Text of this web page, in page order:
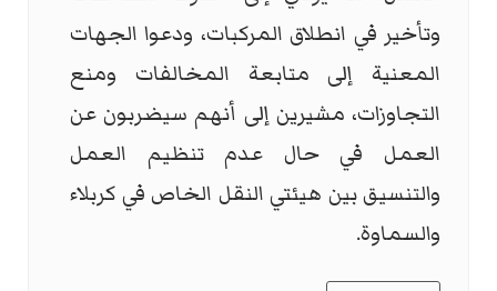
وتأخير في انطلاق المركبات، ودعوا الجهات
المعنية إلى متابعة المخالفات ومنع
التجاوزات، مشيرين إلى أنهم سيضربون عن
العمل في حال عدم تنظيم العمل
والتنسيق بين هيئتي النقل الخاص في كربلاء
والسماوة.